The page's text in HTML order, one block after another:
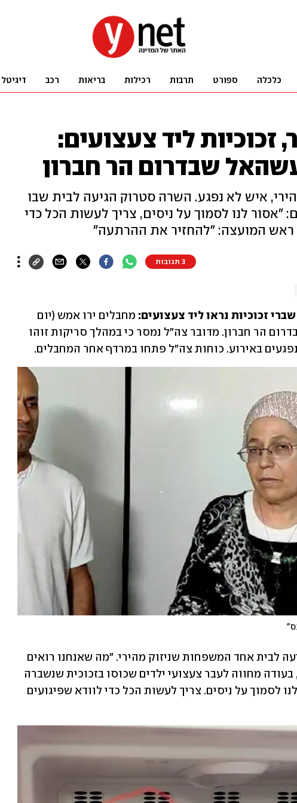
כלכלה ספורט תרבות רכילות בריאות רכב דיגיטל
זכוכיות ליד צעצועים:
שבדרום הר חברון
איש לא נפגע. השרה סטרוק הגיעה לבית שבו
"אסור לנו לסמוך על ניסים, צריך לעשות הכל כדי
ראש המועצה: "להחזיר את ההרתעה"
3 תגובות
זכוכיות נראו ליד צעצועים:
נפגעים באירוע. כוחות צה"ל פתחו במרדף אחר המחבלים.